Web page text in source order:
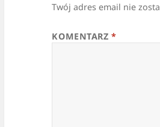
Twój adres email nie
KOMENTARZ*